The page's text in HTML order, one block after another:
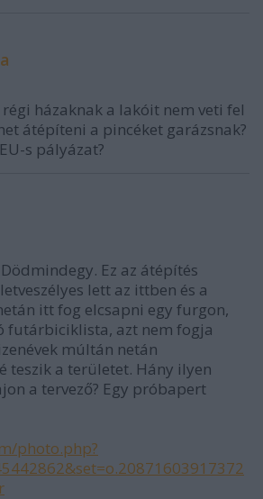
házaknak a lakóit nem veti fel
átépíteni a pincéket garázsnak?
s pályázat?
Ez az átépítés
lett az ittben és a
itt fog elcsapni egy furgon,
futárbiciklista, azt nem fogja
múltán netán
teszik a területet. Hány ilyen
a tervező? Egy próbapert
photo.php?